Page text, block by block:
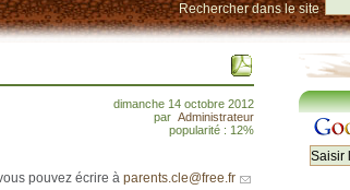
Rechercher dans le site
dimanche 14 octobre 2012
par Administrateur
popularité : 12%
pouvez écrire à parents.cle@free.fr